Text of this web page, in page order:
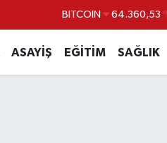
DOLAR 47,7143
EURO 55,0317
ASAYİŞ EĞİTİM SAĞLIK